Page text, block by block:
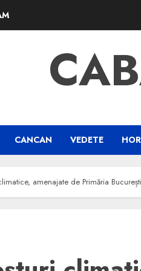
CANCAN VEDETE
amenajate de Primăria